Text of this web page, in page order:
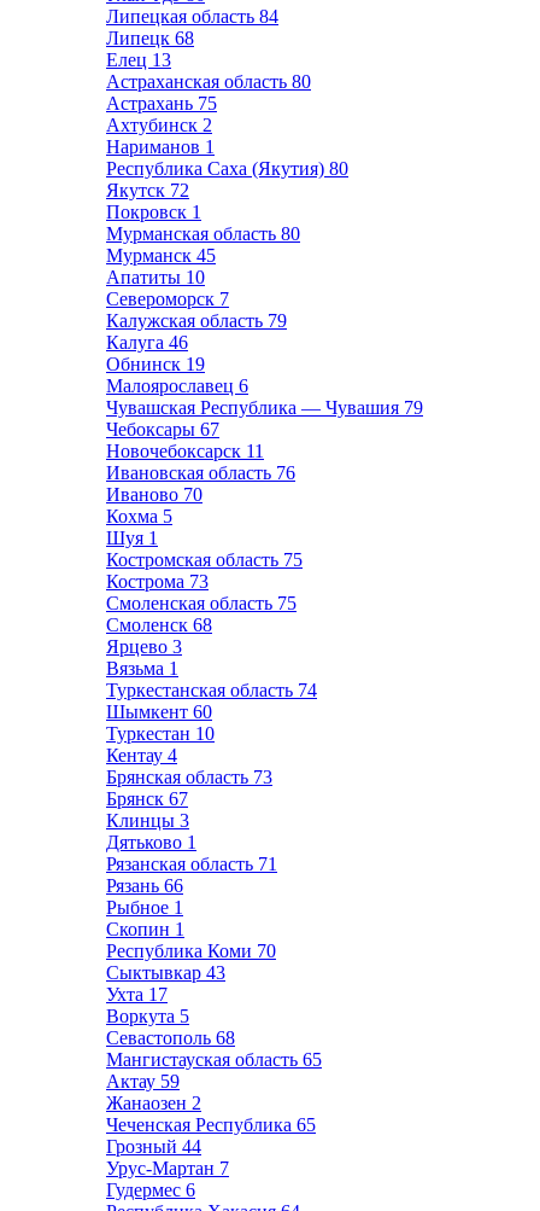
Липецкая область 84
Липецк 68
Елец 13
Астраханская область 80
Астрахань 75
Ахтубинск 2
Нариманов 1
Республика Саха (Якутия) 80
Якутск 72
Покровск 1
Мурманская область 80
Мурманск 45
Апатиты 10
Североморск 7
Калужская область 79
Калуга 46
Обнинск 19
Малоярославец 6
Чувашская Республика — Чувашия 79
Чебоксары 67
Новочебоксарск 11
Ивановская область 76
Иваново 70
Кохма 5
Шуя 1
Костромская область 75
Кострома 73
Смоленская область 75
Смоленск 68
Ярцево 3
Вязьма 1
Туркестанская область 74
Шымкент 60
Туркестан 10
Кентау 4
Брянская область 73
Брянск 67
Клинцы 3
Дятьково 1
Рязанская область 71
Рязань 66
Рыбное 1
Скопин 1
Республика Коми 70
Сыктывкар 43
Ухта 17
Воркута 5
Севастополь 68
Мангистауская область 65
Актау 59
Жанаозен 2
Чеченская Республика 65
Грозный 44
Урус-Мартан 7
Гудермес 6